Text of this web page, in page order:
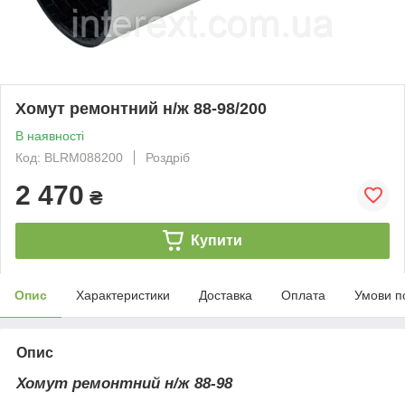
Хомут ремонтний н/ж 88-98/200
В наявності
Код: BLRM088200
Роздріб
2 470 ₴
Купити
Опис Характеристики Доставка Оплата Умови
Опис
Хомут ремонтний н/ж 88-98